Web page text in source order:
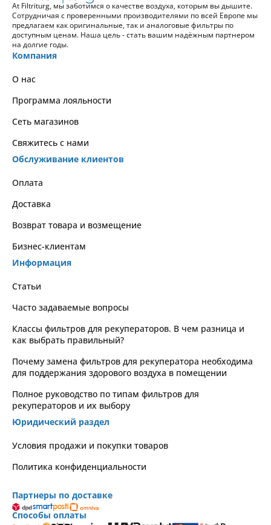
At Filtriturg, мы заботимся о качестве воздуха, которым вы дышите.
Сотрудничая с проверенными производителями по всей Европе мы
предлагаем как оригинальные, так и аналоговые фильтры по
доступным ценам. Наша цель - стать вашим надёжным партнером
на долгие годы.
Компания
О нас
Программа лояльности
Сеть магазинов
Свяжитесь с нами
Обслуживание клиентов
Оплата
Доставка
Возврат товара и возмещение
Бизнес-клиентам
Информация
Статьи
Часто задаваемые вопросы
Классы фильтров для рекуператоров. В чем разница и
как выбрать правильный?
Почему замена фильтров для рекуператора необходима
для поддержания здорового воздуха в помещении
Полное руководство по типам фильтров для
рекуператоров и их выбору
Юридический раздел
Условия продажи и покупки товаров
Политика конфиденциальности
Партнеры по доставке
Способы оплаты